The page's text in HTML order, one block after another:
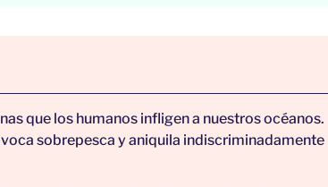
que los humanos infligen a nuestros océanos.
sobrepesca y aniquila indiscriminadamente